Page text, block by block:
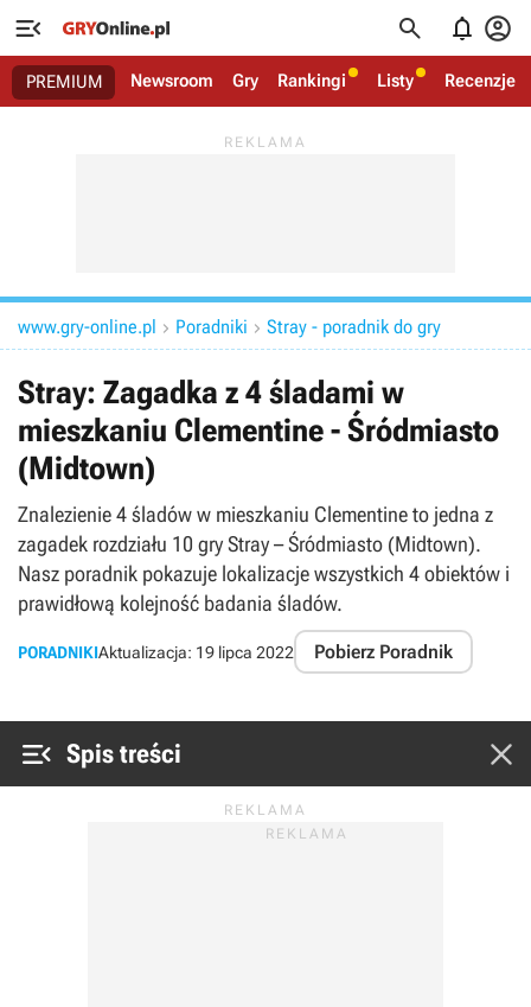
   
PREMIUM Newsroom Gry Rankingi Listy Recenzje
www.gry-online.pl  Poradniki  Stray - poradnik do gry
Stray: Zagadka z 4 śladami w
mieszkaniu Clementine - Śródmiasto
(Midtown)
Znalezienie 4 śladów w mieszkaniu Clementine to jedna z
zagadek rozdziału 10 gry Stray – Śródmiasto (Midtown).
Nasz poradnik pokazuje lokalizacje wszystkich 4 obiektów i
prawidłową kolejność badania śladów.
PORADNIKIAktualizacja: 19 lipca 2022 Pobierz Poradnik
 Spis treści 